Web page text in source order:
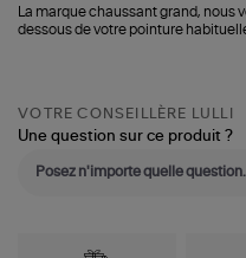
La marque chaussant grand, nous
dessous de votre pointure
VOTRE CONSEILLÈRE LULLI
Une question sur ce produit ?